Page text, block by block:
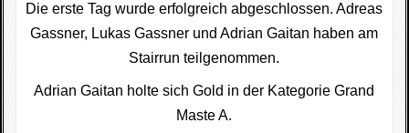
Die erste Tag wurde erfolgreich abgeschlossen. Adreas
Gassner, Lukas Gassner und Adrian Gaitan haben am
Stairrun teilgenommen.
Adrian Gaitan holte sich Gold in der Kategorie Grand
Maste A.